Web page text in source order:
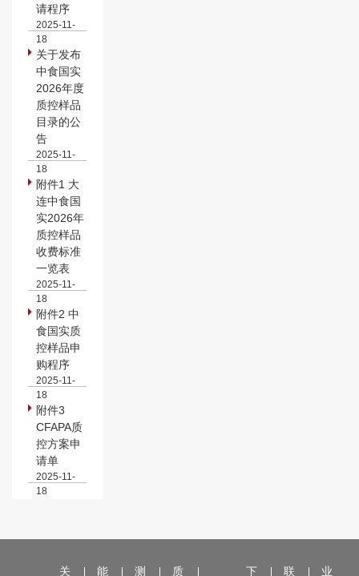
请程序
2025-11-
18
关于发布
中食国实
2026年度
质控样品
目录的公
告
2025-11-
18
附件1 大
连中食国
实2026年
质控样品
收费标准
一览表
2025-11-
18
附件2 中
食国实质
控样品申
购程序
2025-11-
18
附件3
CFAPA质
控方案申
请单
2025-11-
18
关 能 测 质 下 联 业